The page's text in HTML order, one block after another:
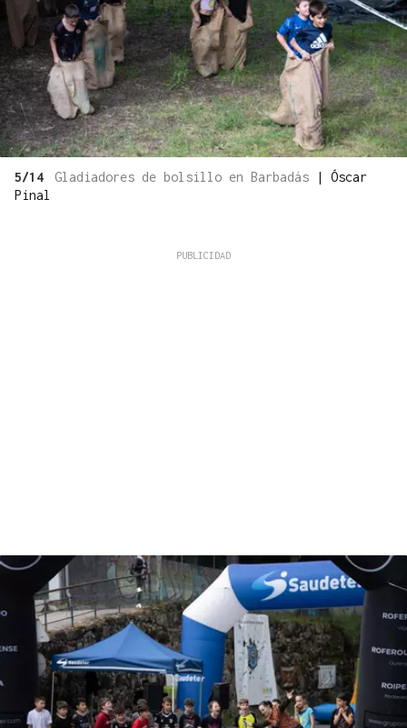
5/14 Gladiadores de bolsillo en Barbadás | Óscar
Pinal